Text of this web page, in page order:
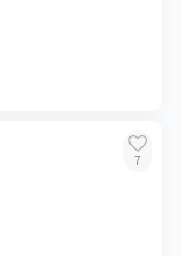
7